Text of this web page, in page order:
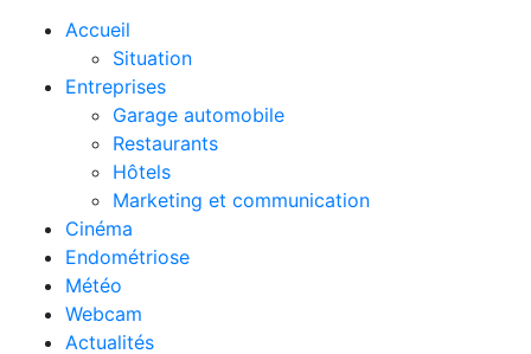
Accueil
Situation
Entreprises
Garage automobile
Restaurants
Hôtels
Marketing et communication
Cinéma
Endométriose
Météo
Webcam
Actualités